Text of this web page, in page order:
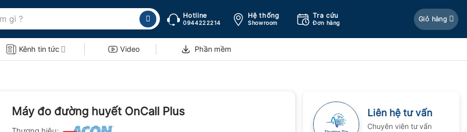
Hotline
0944222214
Hệ thống
Showroom
Tra cứu
Đơn hàng
Giỏ hàng
Kênh tin tức Video Phần mềm
Liên hệ tư vấn
Chuyên viên tư vấn
Máy đo đường huyết OnCall Plus